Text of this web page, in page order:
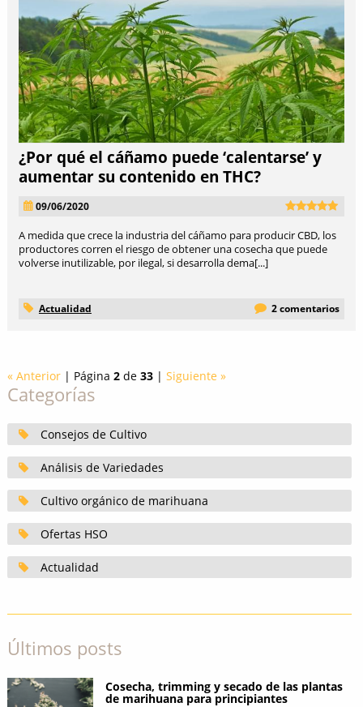
¿Por qué el cáñamo puede ‘calentarse’ y
aumentar su contenido en THC?
09/06/2020
A medida que crece la industria del cáñamo para producir CBD, los
productores corren el riesgo de obtener una cosecha que puede
volverse inutilizable, por ilegal, si desarrolla dema[...]
Actualidad 2 comentarios
« Anterior| Página 2de 33| Siguiente »
Categorías
Consejos de Cultivo
Análisis de Variedades
Cultivo orgánico de marihuana
Ofertas HSO
Actualidad
Últimos posts
Cosecha, trimming y secado de las plantas
de marihuana para principiantes